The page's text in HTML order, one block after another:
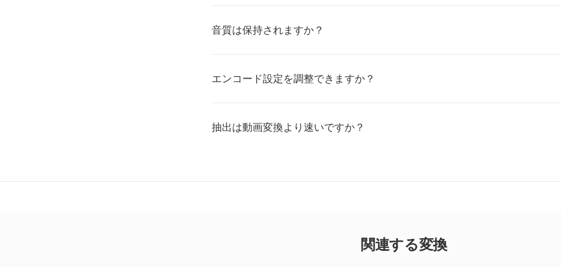
音質は保持されますか？
エンコード設定を調整できますか？
抽出は動画変換より速いですか？
関連する変換